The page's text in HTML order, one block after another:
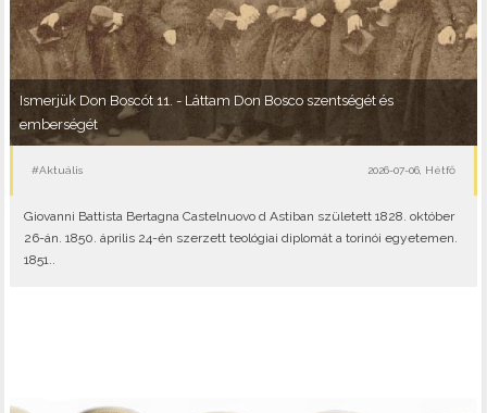
Ismerjük Don Boscót 11. - Láttam Don Bosco szentségét és
emberségét
#Aktuális 2026-07-06, Hétfő
Giovanni Battista Bertagna Castelnuovo d Astiban született 1828. október
26-án. 1850. április 24-én szerzett teológiai diplomát a torinói egyetemen.
1851..